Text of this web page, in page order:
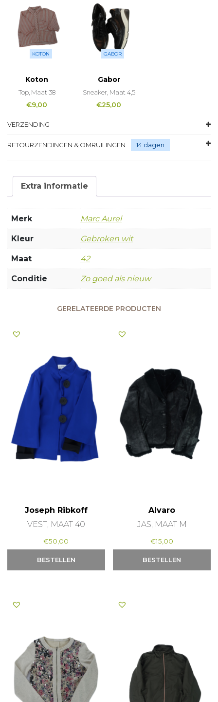
KOTON
Koton
Top, Maat 38
€9,00
GABOR
Gabor
Sneaker, Maat 4,5
€25,00
VERZENDING
RETOURZENDINGEN & OMRUILINGEN 14 dagen
Extra informatie
Merk Marc Aurel
Kleur Gebroken wit
Maat 42
Conditie Zo goed als nieuw
GERELATEERDE PRODUCTEN
Joseph Ribkoff
VEST, MAAT 40
€50,00
BESTELLEN
Alvaro
JAS, MAAT M
€15,00
BESTELLEN